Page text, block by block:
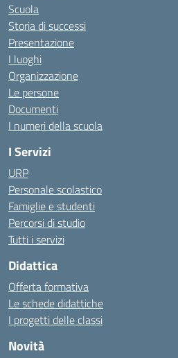
Scuola
Storia di successi
Presentazione
I luoghi
Organizzazione
Le persone
Documenti
I numeri della scuola
I Servizi
URP
Personale scolastico
Famiglie e studenti
Percorsi di studio
Tutti i servizi
Didattica
Offerta formativa
Le schede didattiche
I progetti delle classi
Novità